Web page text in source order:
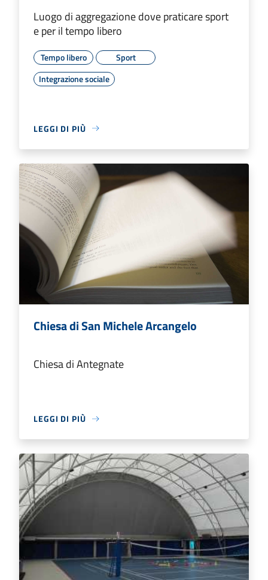
Luogo di aggregazione dove praticare sport
e per il tempo libero
Tempo libero
Sport
Integrazione sociale
LEGGI DI PIÙ
Chiesa di San Michele Arcangelo
Chiesa di Antegnate
LEGGI DI PIÙ